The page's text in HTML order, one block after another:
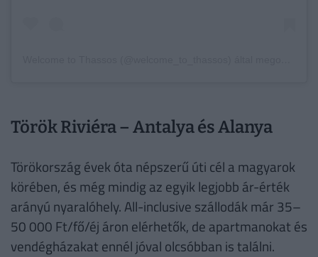
Török Riviéra – Antalya és Alanya
Törökország évek óta népszerű úti cél a magyarok
körében, és még mindig az egyik legjobb ár-érték
arányú nyaralóhely. All-inclusive szállodák már 35–
50 000 Ft/fő/éj áron elérhetők, de apartmanokat és
vendégházakat ennél jóval olcsóbban is találni.